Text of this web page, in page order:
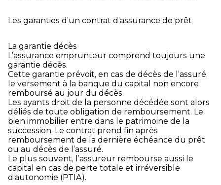
Les garanties d’un contrat d’assurance de prêt
La garantie décès
L’assurance emprunteur comprend toujours une
garantie décès.
Cette garantie prévoit, en cas de décès de l’assuré,
le versement à la banque du capital non encore
remboursé au jour du décès.
Les ayants droit de la personne décédée sont alors
déliés de toute obligation de remboursement. Le
bien immobilier entre dans le patrimoine de la
succession. Le contrat prend fin après
remboursement de la dernière échéance du prêt
ou au décès de l’assuré.
Le plus souvent, l’assureur rembourse aussi le
capital en cas de perte totale et irréversible
d’autonomie (PTIA).